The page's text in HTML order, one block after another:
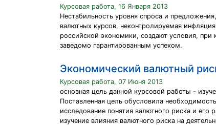
Курсовая работа, 16 Января 2013
Нестабильность уровня спроса и
валютных курсов, неконтролируемая
российской экономики, создают условия,
заведомо гарантированным успехом.
Экономический валютный
Курсовая работа, 07 Июня 2013
основная цель данной курсовой работы -
Поставленная цель обусловила
исследование понятия валютного риска и его
изучение влияния валютного риска на